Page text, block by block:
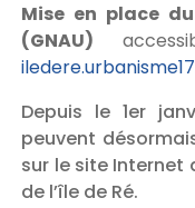
Mise en place
(GNAU)
Depuis le 1er
peuvent
sur le site Internet
de l’île de Ré.